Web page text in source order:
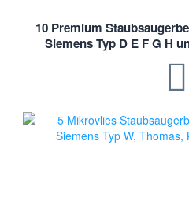
10 Premium
Siemens Typ D E F G H